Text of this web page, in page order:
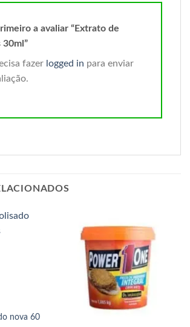
a avaliar “Extrato de
30ml”
fazer logged in para enviar
nova 60